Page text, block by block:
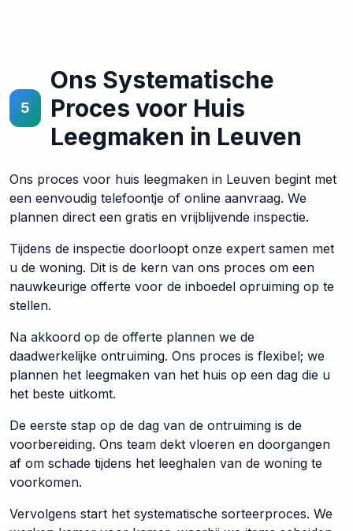
5
Ons Systematische
Proces voor Huis
Leegmaken in Leuven
Ons proces voor huis leegmaken in Leuven begint met
een eenvoudig telefoontje of online aanvraag. We
plannen direct een gratis en vrijblijvende inspectie.
Tijdens de inspectie doorloopt onze expert samen met
u de woning. Dit is de kern van ons proces om een
nauwkeurige offerte voor de inboedel opruiming op te
stellen.
Na akkoord op de offerte plannen we de
daadwerkelijke ontruiming. Ons proces is flexibel; we
plannen het leegmaken van het huis op een dag die u
het beste uitkomt.
De eerste stap op de dag van de ontruiming is de
voorbereiding. Ons team dekt vloeren en doorgangen
af om schade tijdens het leeghalen van de woning te
voorkomen.
Vervolgens start het systematische sorteerproces. We